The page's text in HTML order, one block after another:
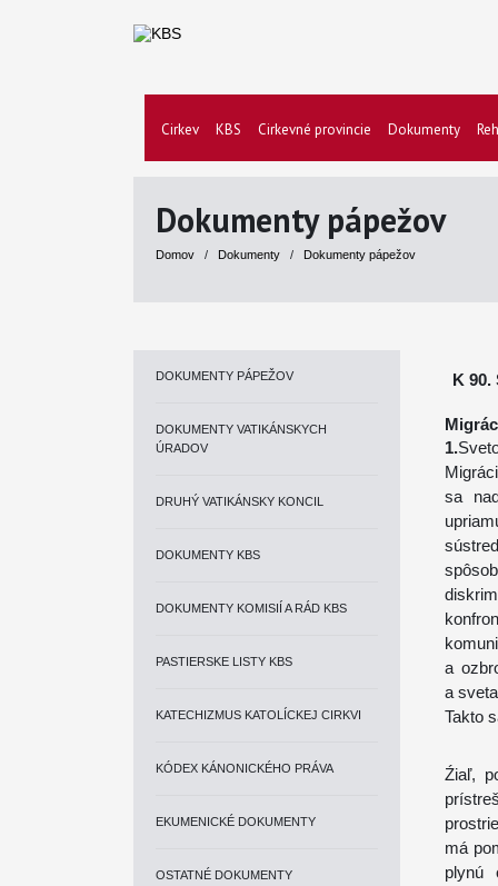
Cirkev KBS Cirkevné provincie Dokumenty
Dokumenty pápežov
Domov / Dokumenty / Dokumenty pápežov
DOKUMENTY PÁPEŽOV
DOKUMENTY VATIKÁNSKYCH
ÚRADOV
DRUHÝ VATIKÁNSKY KONCIL
DOKUMENTY KBS
DOKUMENTY KOMISIÍ A RÁD KBS
PASTIERSKE LISTY KBS
KATECHIZMUS KATOLÍCKEJ CIRKVI
KÓDEX KÁNONICKÉHO PRÁVA
EKUMENICKÉ DOKUMENTY
OSTATNÉ DOKUMENTY
K 90.
1.
sa
a
a
Takto
Źiaľ,
má
plynú